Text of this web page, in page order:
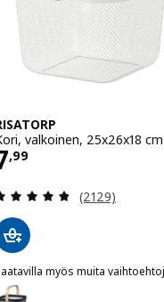
valkoinen, 25x26x18 cm
,99 7,99
Arvio: 4.8 / 5
(2129)
myös muita
RISATORP,